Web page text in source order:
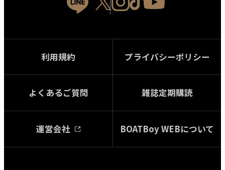
利用規約 プライバシーポリシー
よくあるご質問 雑誌定期購読
運営会社 BOATBoy WEBについて